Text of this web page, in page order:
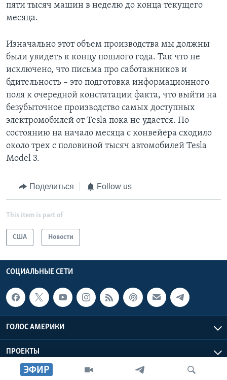
ЭФИР
пяти тысяч машин в неделю до конца текущего
месяца.
Изначально этот объем производства мы должны
были увидеть к концу пошлого года. Так что не
исключено, что письма про саботажников и
бдительность – это подготовка информационного
поля к очередной констатации факта, что выйти на
безубыточное производство самых доступных
электромобилей от Tesla пока не удается. По
состоянию на начало месяца с конвейера сходило
около трех с половиной тысяч автомобилей Tesla
Model 3.
Поделиться Follow us
This item is part of
США Новости
СОЦИАЛЬНЫЕ СЕТИ
ГОЛОС АМЕРИКИ
ПРОЕКТЫ